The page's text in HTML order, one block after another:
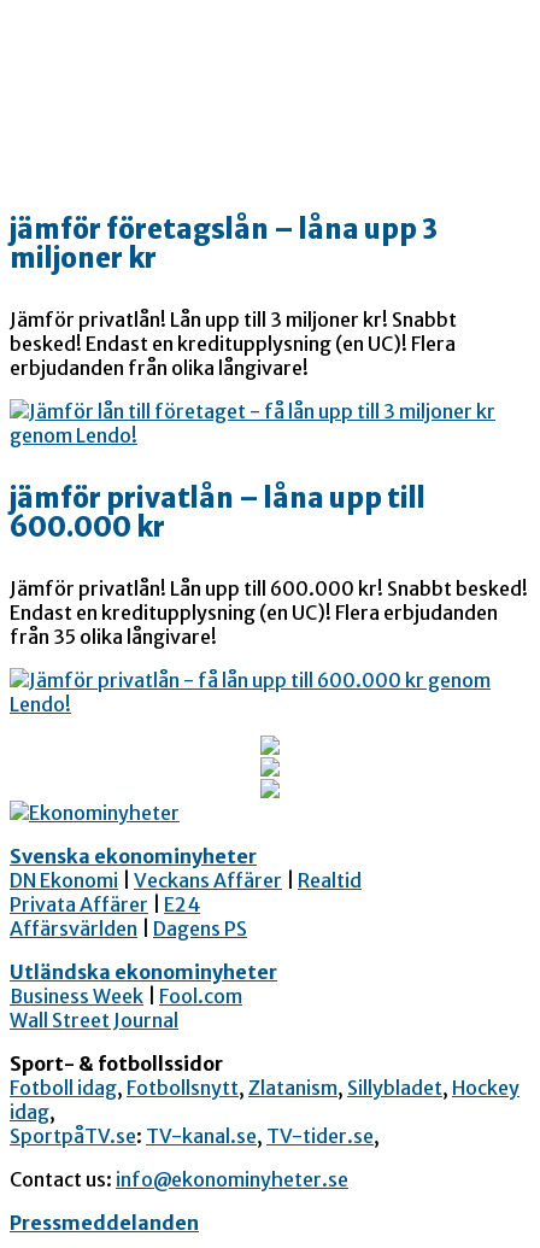
jämför företagslån – låna upp 3
miljoner kr
Jämför privatlån! Lån upp till 3 miljoner kr! Snabbt
besked! Endast en kreditupplysning (en UC)! Flera
erbjudanden från olika långivare!
jämför privatlån – låna upp till
600.000 kr
Jämför privatlån! Lån upp till 600.000 kr! Snabbt besked!
Endast en kreditupplysning (en UC)! Flera erbjudanden
från 35 olika långivare!
Svenska ekonominyheter
DN Ekonomi
Veckans Affärer
Realtid
Privata Affärer
E24
Affärsvärlden
Dagens PS
Utländska ekonominyheter
Business Week
Fool.com
Wall Street Journal
Sport- & fotbollssidor
Fotboll idag, Fotbollsnytt, Zlatanism, Sillybladet, Hockey
idag,
SportpåTV.se: TV-kanal.se, TV-tider.se,
Contact us: info@ekonominyheter.se
Pressmeddelanden